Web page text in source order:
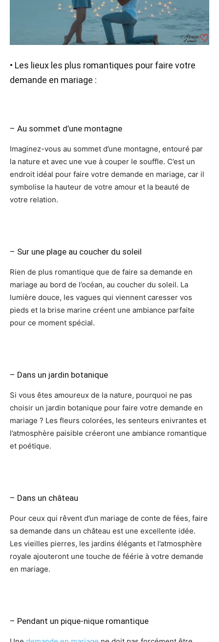
• Les lieux les plus romantiques pour faire votre
demande en mariage :
– Au sommet d’une montagne
Imaginez-vous au sommet d’une montagne, entouré par
la nature et avec une vue à couper le souffle. C’est un
endroit idéal pour faire votre demande en mariage, car il
symbolise la hauteur de votre amour et la beauté de
votre relation.
– Sur une plage au coucher du soleil
Rien de plus romantique que de faire sa demande en
mariage au bord de l’océan, au coucher du soleil. La
lumière douce, les vagues qui viennent caresser vos
pieds et la brise marine créent une ambiance parfaite
pour ce moment spécial.
– Dans un jardin botanique
Si vous êtes amoureux de la nature, pourquoi ne pas
choisir un jardin botanique pour faire votre demande en
mariage ? Les fleurs colorées, les senteurs enivrantes et
l’atmosphère paisible créeront une ambiance romantique
et poétique.
– Dans un château
Pour ceux qui rêvent d’un mariage de conte de fées, faire
sa demande dans un château est une excellente idée.
Les vieilles pierres, les jardins élégants et l’atmosphère
royale ajouteront une touche de féérie à votre demande
en mariage.
– Pendant un pique-nique romantique